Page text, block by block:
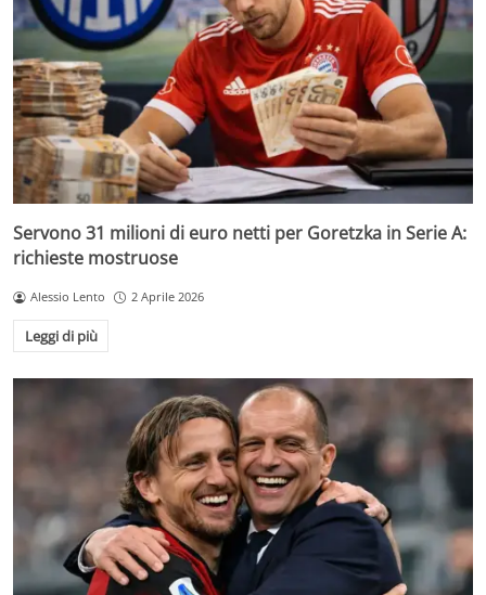
Servono 31 milioni di euro netti per Goretzka in Serie A:
richieste mostruose
Alessio Lento 2 Aprile 2026
Leggi di più